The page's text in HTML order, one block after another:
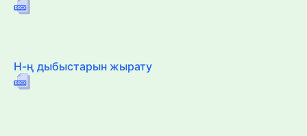
Н-ң дыбыстарын жырату